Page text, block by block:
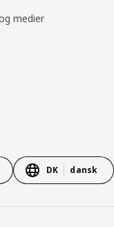
medier
DK dansk